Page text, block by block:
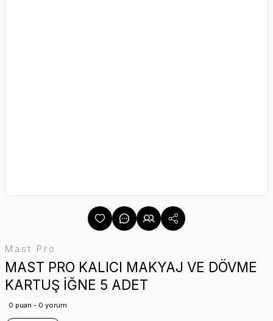
Mast Pro
MAST PRO KALICI MAKYAJ VE DÖVME
KARTUŞ İĞNE 5 ADET
0 puan - 0 yorum